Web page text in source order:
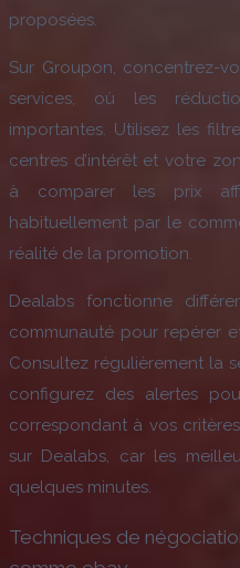
proposées.
Sur Groupon, concentrez-
services, où les
importantes. Utilisez les
centres d’intérêt et votre
à comparer les prix
habituellement par le
réalité de la promotion.
Dealabs fonctionne
communauté pour repérer
Consultez régulièrement la
configurez des alertes
correspondant à vos
sur Dealabs, car les
quelques minutes.
Techniques de